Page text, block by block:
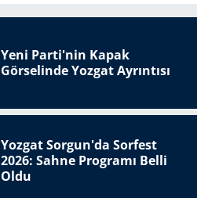
Yeni Parti'nin Kapak
Görselinde Yozgat Ayrıntısı
Yozgat Sorgun'da Sorfest
2026: Sahne Programı Belli
Oldu